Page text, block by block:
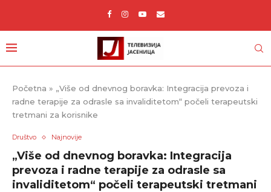
Početna » „Više od dnevnog boravka: Integracija prevoza i
radne terapije za odrasle sa invaliditetom“ počeli terapeutski
tretmani za korisnike
Društvo Najnovije
„Više od dnevnog boravka: Integracija
prevoza i radne terapije za odrasle sa
invaliditetom“ počeli terapeutski tretmani